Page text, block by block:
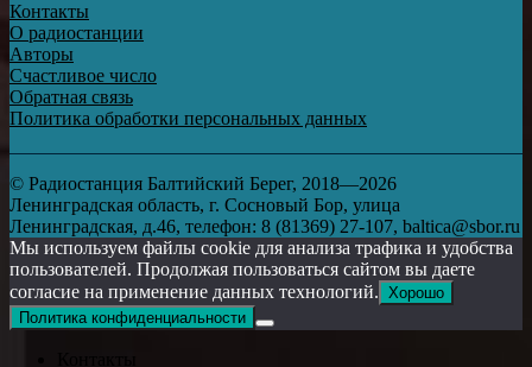
Контакты
О радиостанции
Авторы
Счастливое число
Обратная связь
Политика обработки персональных данных
© Радиостанция Балтийский Берег, 2018—2026
Ленинградская область, г. Сосновый Бор, улица
Ленинградская, д.46, телефон: 8 (81369) 27-107, baltica@sbor.ru
Мы используем файлы cookie для анализа трафика и удобства
пользователей. Продолжая пользоваться сайтом вы даете
согласие на применение данных технологий. Хорошо
Политика конфиденциальности